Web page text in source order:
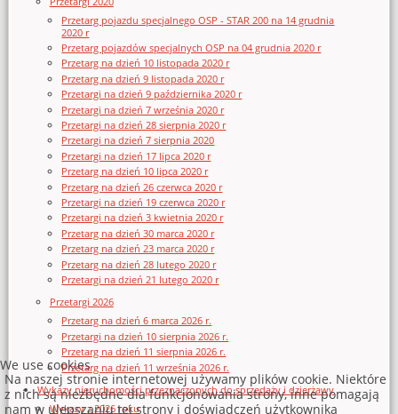
Przetarg pojazdu specjalnego OSP - STAR 200 na 14 grudnia
2020 r
Przetarg pojazdów specjalnych OSP na 04 grudnia 2020 r
Przetarg na dzień 10 listopada 2020 r
Przetarg na dzień 9 listopada 2020 r
Przetargi na dzień 9 października 2020 r
Przetargi na dzień 7 września 2020 r
Przetargi na dzień 28 sierpnia 2020 r
Przetargi na dzień 7 sierpnia 2020
Przetargi na dzień 17 lipca 2020 r
Przetarg na dzień 10 lipca 2020 r
Przetarg na dzień 26 czerwca 2020 r
Przetargi na dzień 19 czerwca 2020 r
Przetargi na dzień 3 kwietnia 2020 r
Przetarg na dzień 30 marca 2020 r
Przetarg na dzień 23 marca 2020 r
Przetarg na dzień 28 lutego 2020 r
Przetargi na dzień 21 lutego 2020 r
Przetargi 2026
Przetarg na dzień 6 marca 2026 r.
Przetargi na dzień 10 sierpnia 2026 r.
Przetarg na dzień 11 sierpnia 2026 r.
Przetarg na dzień 11 września 2026 r.
Wykazy nieruchomości przeznaczonych do sprzedaży i dzierżawy
Wykazy z 2026 roku
We use cookies
Na naszej stronie internetowej używamy plików cookie. Niektóre
z nich są niezbędne dla funkcjonowania strony, inne pomagają
nam w ulepszaniu tej strony i doświadczeń użytkownika